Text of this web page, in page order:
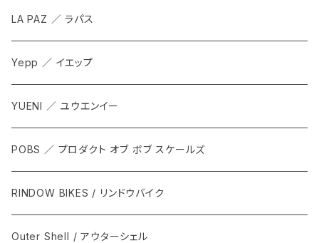
Accesorries
LA PAZ ／ ラパス
Yepp ／ イエップ
YUENI ／ ユウエンイー
POBS ／ プロダクト オブ ボブ スケールズ
RINDOW BIKES / リンドウバイク
Outer Shell / アウターシェル